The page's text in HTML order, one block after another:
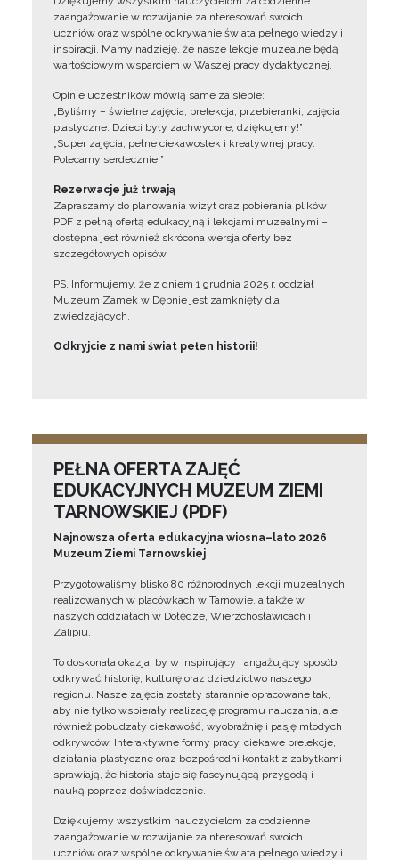
zaangażowanie w rozwijanie zainteresowań swoich
uczniów oraz wspólne odkrywanie świata pełnego wiedzy i
inspiracji. Mamy nadzieję, że nasze lekcje muzealne będą
wartościowym wsparciem w Waszej pracy dydaktycznej.
Opinie uczestników mówią same za siebie:
„Byliśmy – świetne zajęcia, prelekcja, przebieranki, zajęcia
plastyczne. Dzieci były zachwycone, dziękujemy!”
„Super zajęcia, pełne ciekawostek i kreatywnej pracy.
Polecamy serdecznie!”
Rezerwacje już trwają
Zapraszamy do planowania wizyt oraz pobierania plików
PDF z pełną ofertą edukacyjną i lekcjami muzealnymi –
dostępna jest również skrócona wersja oferty bez
szczegółowych opisów.
PS. Informujemy, że z dniem 1 grudnia 2025 r. oddział
Muzeum Zamek w Dębnie jest zamknięty dla
zwiedzających.
Odkryjcie z nami świat pełen historii!
PEŁNA OFERTA ZAJĘĆ
EDUKACYJNYCH MUZEUM ZIEMI
TARNOWSKIEJ (PDF)
Najnowsza oferta edukacyjna wiosna–lato 2026
Muzeum Ziemi Tarnowskiej
Przygotowaliśmy blisko 80 różnorodnych lekcji muzealnych
realizowanych w placówkach w Tarnowie, a także w
naszych oddziałach w Dołędze, Wierzchosławicach i
Zalipiu.
To doskonała okazja, by w inspirujący i angażujący sposób
odkrywać historię, kulturę oraz dziedzictwo naszego
regionu. Nasze zajęcia zostały starannie opracowane tak,
aby nie tylko wspierały realizację programu nauczania, ale
również pobudzały ciekawość, wyobraźnię i pasję młodych
odkrywców. Interaktywne formy pracy, ciekawe prelekcje,
działania plastyczne oraz bezpośredni kontakt z zabytkami
sprawiają, że historia staje się fascynującą przygodą i
nauką poprzez doświadczenie.
Dziękujemy wszystkim nauczycielom za codzienne
zaangażowanie w rozwijanie zainteresowań swoich
uczniów oraz wspólne odkrywanie świata pełnego wiedzy i